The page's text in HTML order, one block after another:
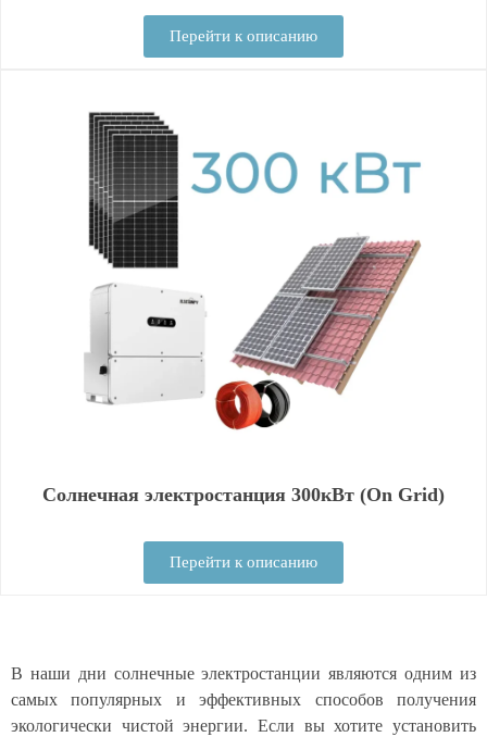
Перейти к описанию
Солнечная электростанция 300кВт (On Grid)
Перейти к описанию
В наши дни солнечные электростанции являются одним из
самых популярных и эффективных способов получения
экологически чистой энергии. Если вы хотите установить